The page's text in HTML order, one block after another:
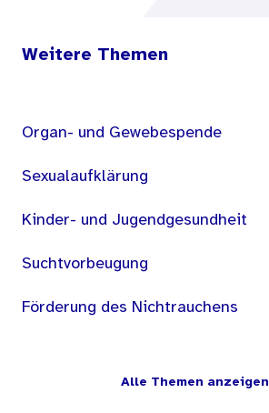
Weitere Themen
Organ- und Gewebespende
Sexualaufklärung
Kinder- und Jugendgesundheit
Suchtvorbeugung
Förderung des Nichtrauchens
Alle Themen anzeigen